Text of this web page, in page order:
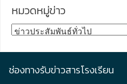
หมวดหมู่ข่าว
หมวด
ช่องทางรับข่าวสารโรงเรียน